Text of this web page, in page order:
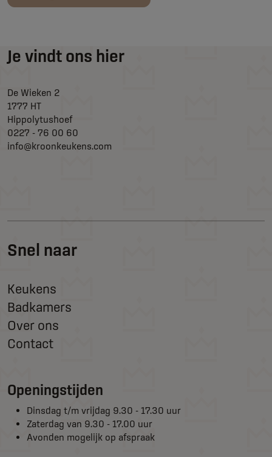
Snel naar
Keukens
Badkamers
Over ons
Contact
Je vindt ons hier
De Wieken 2
1777 HT
Hippolytushoef
0227 - 76 00 60
info@kroonkeukens.com
Openingstijden
Dinsdag t/m vrijdag 9.30 - 17.30 uur
Zaterdag van 9.30 - 17.00 uur
Avonden mogelijk op afspraak